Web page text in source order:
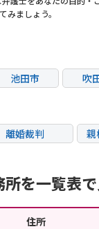
ましょう。
池田市 吹
離婚裁判 親
を一覧表
住所